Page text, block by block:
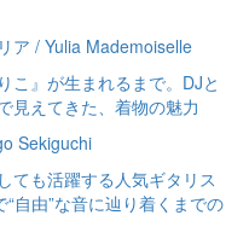
ア / Yulia Mademoiselle
こ』が生まれるまで。DJと
見えてきた、着物の魅力
Sekiguchi
ても活躍する人気ギタリス
“自由”な音に辿り着くまでの